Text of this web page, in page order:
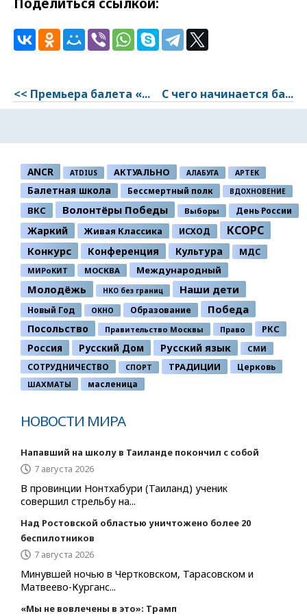
<< Премьера балета «... С чего начинается ба...
ANCR ATDIUS АКТУАЛЬНО АЛАБУГА АРТЕК
Балетная школа Бессмертный полк ВДОХНОВЕНИЕ
ВКС Волонтёры Победы Выборы День России
Жаркий Живая Классика ИСХОД КСОРС
Конкурс Конференция Культура МДС
МИРоКИТ МОСКВА Международный
Молодёжь НКО без границ Наши дети
Новый Год ОКНО Образование Победа
Посольство Правительство Москвы Право РКС
Россия Русский Дом Русский язык СМИ
СОТРУДНИЧЕСТВО СПОРТ ТРАДИЦИИ Церковь
ШАХМАТЫ масленица
НОВОСТИ МИРА
Напавший на школу в Таиланде покончил с собой
7 августа 2026
В провинции Нонтхабури (Таиланд) ученик
совершил стрельбу на...
Над Ростовской областью уничтожено более 20
беспилотников
7 августа 2026
Минувшей ночью в Чертковском, Тарасовском и
Матвеево-Курганс...
«Мы не вовлечены в это»: Трамп